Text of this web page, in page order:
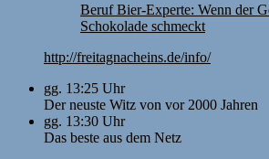
Beruf Bier-Experte: Wenn der
Schokolade schmeckt
http://freitagnacheins.de/info/
gg. 13:25 Uhr
Der neuste Witz von vor 2000 Jahren
gg. 13:30 Uhr
Das beste aus dem Netz